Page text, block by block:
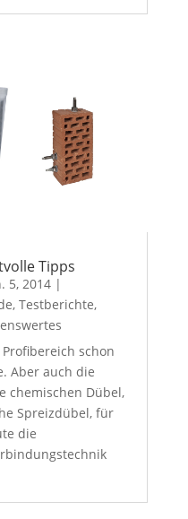
Tipps
5, 2014|
, Testberichte,
schon
Aber auch die
chemischen Dübel,
Spreizdübel, für
die